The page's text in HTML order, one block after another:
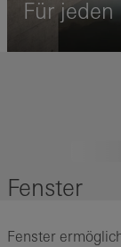
Für
Fenster
Fenster